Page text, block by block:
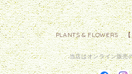
PLANTS & FLOWERS
当店はオンライン販売